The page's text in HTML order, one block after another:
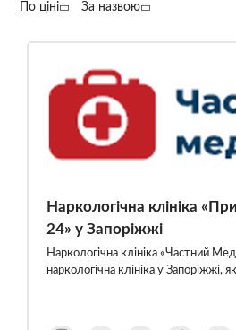
По ціні За назвою
Наркологічна клініка
24» у Запоріжжі
Наркологічна клініка «Частний
наркологічна клініка у Запоріжжі,